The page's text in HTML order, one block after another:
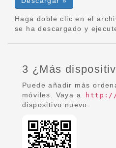
Haga doble clic en el
se ha descargado y
3 ¿Más
Puede añadir más
móviles. Vaya a
http://
dispositivo nuevo.